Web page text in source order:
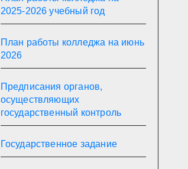
2025-2026 учебный год
План работы колледжа на июнь
2026
Предписания органов,
осуществляющих
государственный контроль
Государственное задание